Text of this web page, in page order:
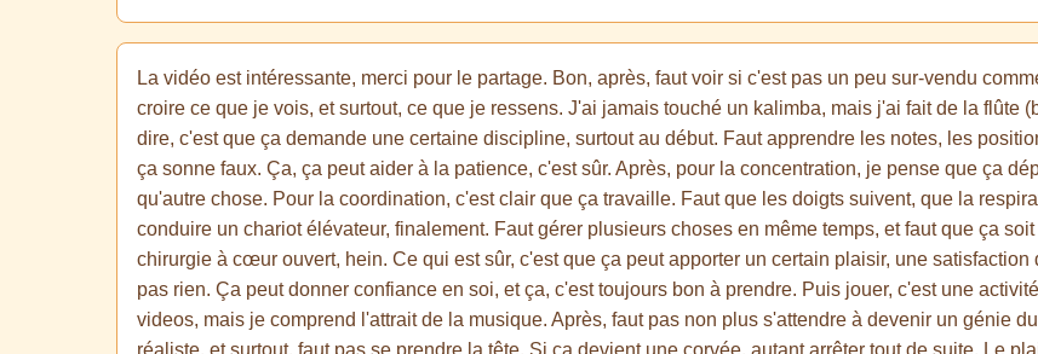
La vidéo est intéressante, merci pour le partage. Bon, après, faut voir si c'est pas un peu sur-vendu
croire ce que je vois, et surtout, ce que je ressens. J'ai jamais touché un kalimba, mais j'ai fait de la flûte
dire, c'est que ça demande une certaine discipline, surtout au début. Faut apprendre les notes, les
ça sonne faux. Ça, ça peut aider à la patience, c'est sûr. Après, pour la concentration, je pense que ça
qu'autre chose. Pour la coordination, c'est clair que ça travaille. Faut que les doigts suivent, que la
conduire un chariot élévateur, finalement. Faut gérer plusieurs choses en même temps, et faut que ça
chirurgie à cœur ouvert, hein. Ce qui est sûr, c'est que ça peut apporter un certain plaisir, une
pas rien. Ça peut donner confiance en soi, et ça, c'est toujours bon à prendre. Puis jouer, c'est une
videos, mais je comprend l'attrait de la musique. Après, faut pas non plus s'attendre à devenir un génie
réaliste, et surtout, faut pas se prendre la tête. Si ça devient une corvée, autant arrêter tout de suite. Le